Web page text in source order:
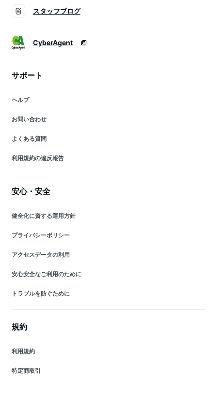
スタッフブログ
CyberAgent
サポート
ヘルプ
お問い合わせ
よくある質問
利用規約の違反報告
安心・安全
健全化に資する運用方針
プライバシーポリシー
アクセスデータの利用
安心安全なご利用のために
トラブルを防ぐために
規約
利用規約
特定商取引